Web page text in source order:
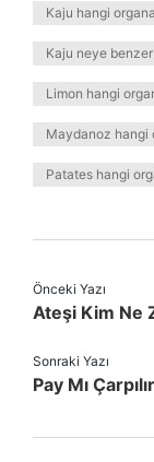
Kaju hangi
Kaju neye benzer
Limon hangi
Maydanoz hangi
Patates hangi
Önceki Yazı
Ateşi Kim Ne
Sonraki Yazı
Pay Mı